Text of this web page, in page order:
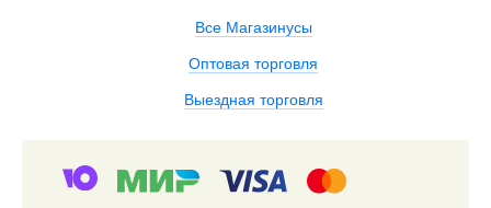
Все Магазинусы
Оптовая торговля
Выездная торговля